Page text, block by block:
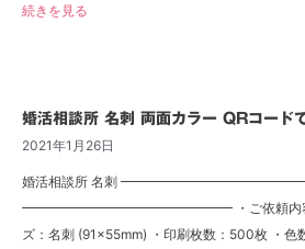
続きを見る
婚活相談所 名刺 両面カラー QRコード
2021年1月26日
婚活相談所 名刺
━━━━━━━━━━━━━━━━ ・ご依頼内容：
ズ：名刺 (91×55mm) ・印刷枚数：500枚 ・色